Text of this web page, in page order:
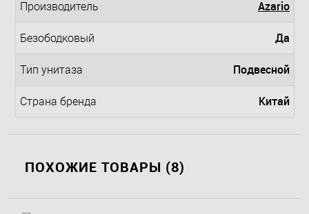
Производитель Azario
Безободковый Да
Тип унитаза Подвесной
Страна бренда Китай
ПОХОЖИЕ ТОВАРЫ (8)